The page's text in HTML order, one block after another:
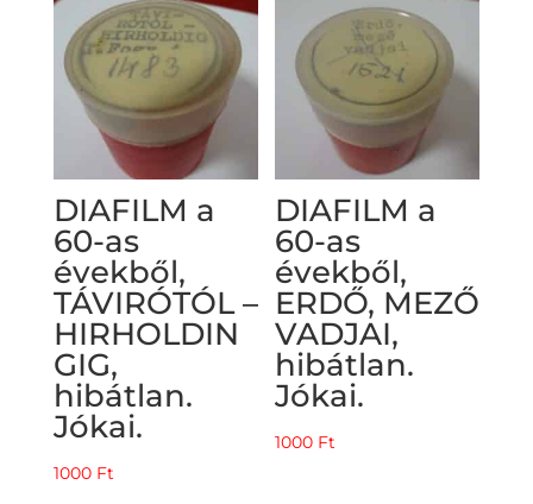
DIAFILM a
60-as
évekből,
TÁVIRÓTÓL –
HIRHOLDIN
GIG,
hibátlan.
Jókai.
1000 Ft
DIAFILM a
60-as
évekből,
ERDŐ, MEZŐ
VADJAI,
hibátlan.
Jókai.
1000 Ft